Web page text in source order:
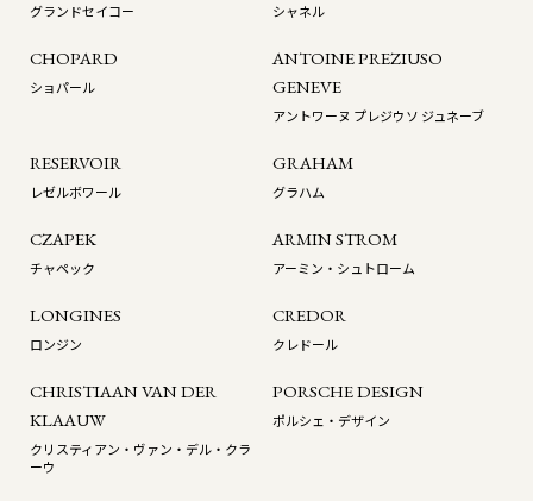
グランドセイコー シャネル
CHOPARD
ショパール
ANTOINE PREZIUSO
GENEVE
アントワーヌ プレジウソ ジュネーブ
RESERVOIR
レゼルボワール
GRAHAM
グラハム
CZAPEK
チャペック
ARMIN STROM
アーミン・シュトローム
LONGINES
ロンジン
CREDOR
クレドール
CHRISTIAAN VAN DER
KLAAUW
クリスティアン・ヴァン・デル・クラ
ーウ
PORSCHE DESIGN
ポルシェ・デザイン